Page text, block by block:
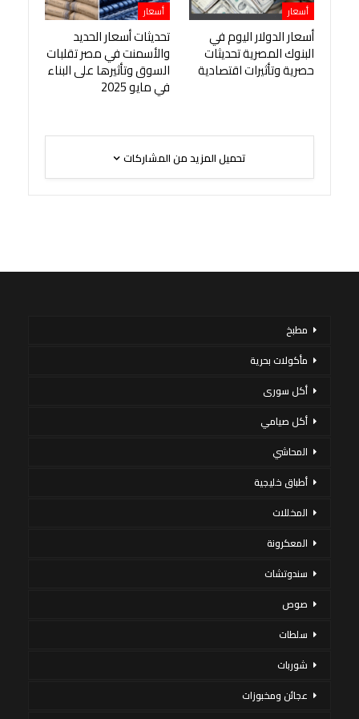
أسعار
أسعار الدولار اليوم في
البنوك المصرية تحديثات
حصرية وتأثيرات اقتصادية
أسعار
تحديثات أسعار الحديد
والأسمنت في مصر تقلبات
السوق وتأثيرها على البناء
في مايو 2025
تحميل المزيد من المشاركات
مطبخ
مأكولات بحرية
أكل سورى
أكل صيامي
المحاشي
أطباق خليجية
المخللات
المعكرونة
سندوتشات
صوص
سلطات
شوربات
عجائن ومخبوزات